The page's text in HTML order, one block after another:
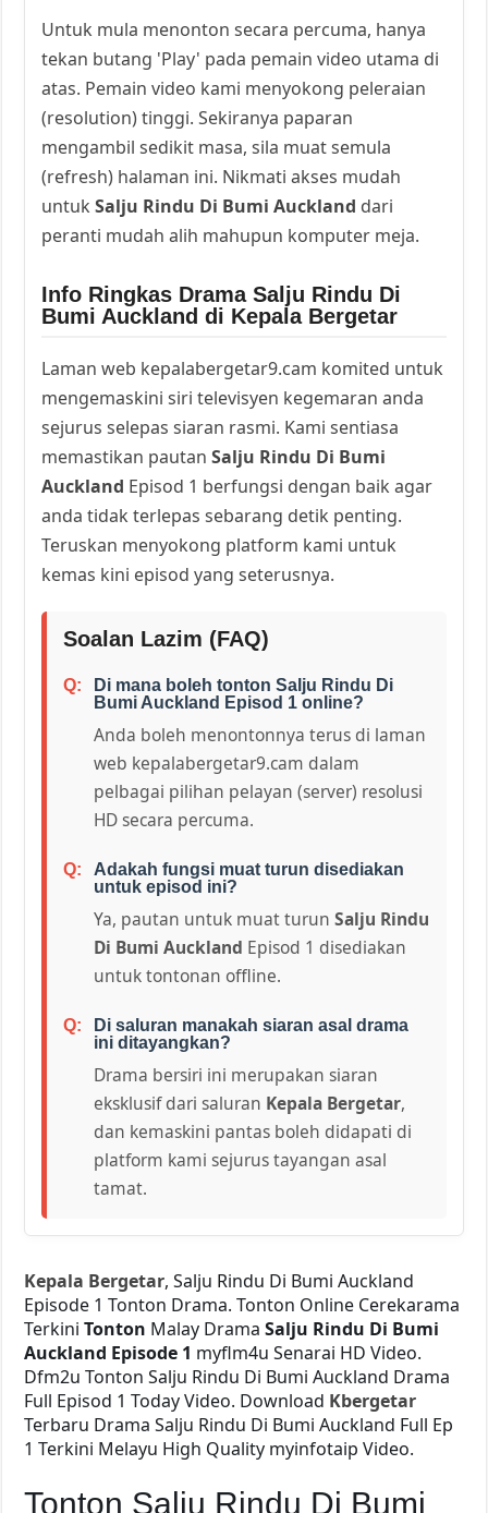
Untuk mula menonton secara percuma, hanya
tekan butang 'Play' pada pemain video utama di
atas. Pemain video kami menyokong peleraian
(resolution) tinggi. Sekiranya paparan
mengambil sedikit masa, sila muat semula
(refresh) halaman ini. Nikmati akses mudah
untukSalju Rindu Di Bumi Auckland dari
peranti mudah alih mahupun komputer meja.
Info Ringkas Drama Salju Rindu Di
Bumi Auckland di Kepala Bergetar
Laman web kepalabergetar9.cam komited untuk
mengemaskini siri televisyen kegemaran anda
sejurus selepas siaran rasmi. Kami sentiasa
memastikan pautanSalju Rindu Di Bumi
Auckland Episod 1 berfungsi dengan baik agar
anda tidak terlepas sebarang detik penting.
Teruskan menyokong platform kami untuk
kemas kini episod yang seterusnya.
Soalan Lazim (FAQ)
Di mana boleh tonton Salju Rindu Di
Bumi Auckland Episod 1 online?
Anda boleh menontonnya terus di laman
web kepalabergetar9.cam dalam
pelbagai pilihan pelayan (server) resolusi
HD secara percuma.
Adakah fungsi muat turun disediakan
untuk episod ini?
Ya, pautan untuk muat turunSalju Rindu
Di Bumi Auckland Episod 1 disediakan
untuk tontonan offline.
Di saluran manakah siaran asal drama
ini ditayangkan?
Drama bersiri ini merupakan siaran
eksklusif dari saluran Kepala Bergetar,
dan kemaskini pantas boleh didapati di
platform kami sejurus tayangan asal
tamat.
Kepala Bergetar, Salju Rindu Di Bumi Auckland
Episode 1 Tonton Drama. Tonton Online Cerekarama
TerkiniTonton Malay DramaSalju Rindu Di Bumi
Auckland Episode 1 myflm4u Senarai HD Video.
Dfm2u Tonton Salju Rindu Di Bumi Auckland Drama
Full Episod 1 Today Video. Download Kbergetar
Terbaru Drama Salju Rindu Di Bumi Auckland Full Ep
1 Terkini Melayu High Quality myinfotaip Video.
Tonton Salju Rindu Di Bumi